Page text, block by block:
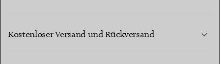
Kostenloser Versand und Rückversand